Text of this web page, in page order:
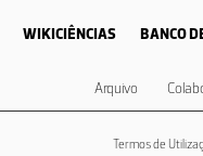
WIKICIÊNCIAS BANCO
Arquivo
Termos de